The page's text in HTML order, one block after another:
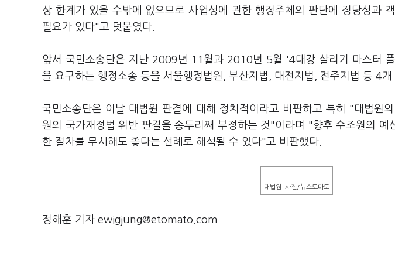
상 한계가 있을 수밖에 없으므로 사업성에 관한 행정주체의 판단에 정당성과
필요가 있다"고 덧붙였다.
앞서 국민소송단은 지난 2009년 11월과 2010년 5월 '4대강 살리기 마스터
을 요구하는 행정소송 등을 서울행정법원, 부산지법, 대전지법, 전주지법 등 4개
국민소송단은 이날 대법원 판결에 대해 정치적이라고 비판하고 특히 "대법원
원의 국가재정법 위반 판결을 송두리째 부정하는 것"이라며 "향후 수조원의 예
한 절차를 무시해도 좋다는 선례로 해석될 수 있다"고 비판했다.
대법원. 사진/뉴스토마토
정해훈 기자 ewigjung@etomato.com